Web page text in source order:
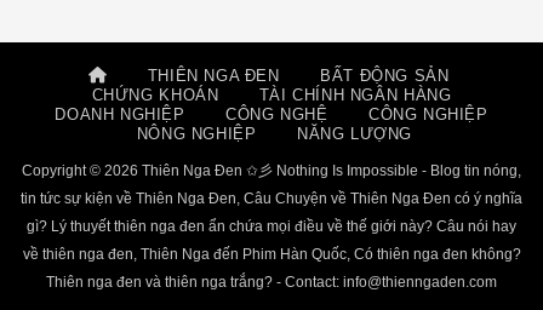
THIÊN NGA ĐEN
BẤT ĐỘNG SẢN
CHỨNG KHOÁN
TÀI CHÍNH NGÂN HÀNG
DOANH NGHIỆP
CÔNG NGHỆ
CÔNG NGHIỆP
NÔNG NGHIỆP
NĂNG LƯỢNG
Copyright © 2026 Thiên Nga Đen ✩彡 Nothing Is Impossible - Blog tin nóng,
tin tức sự kiện về Thiên Nga Đen, Câu Chuyện về Thiên Nga Đen có ý nghĩa
gì? Lý thuyết thiên nga đen ẩn chứa mọi điều về thế giới này? Câu nói hay
về thiên nga đen, Thiên Nga đến Phim Hàn Quốc, Có thiên nga đen không?
Thiên nga đen và thiên nga trắng? - Contact: info@thienngaden.com